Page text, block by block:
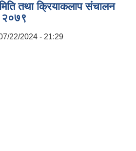
तथा क्रियाकलाप संचालन
२०७९
22/2024 - 21:29